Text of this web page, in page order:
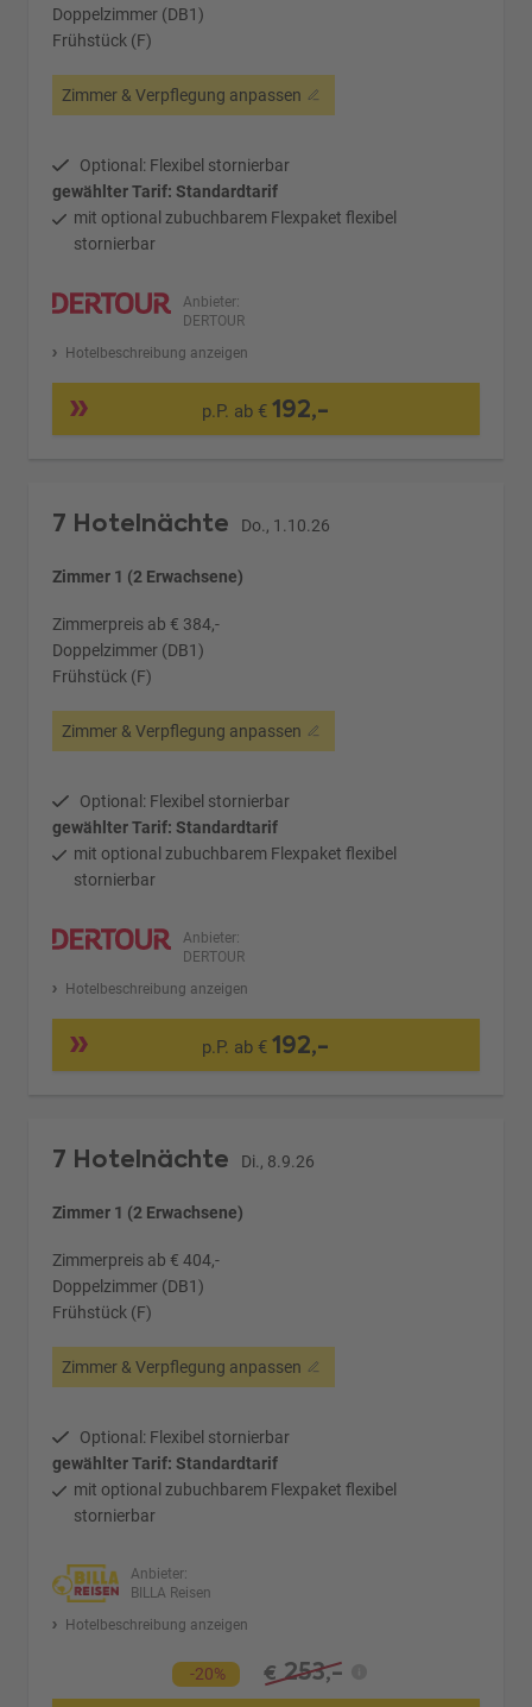
Doppelzimmer (DB1)
Frühstück (F)
Zimmer & Verpflegung anpassen
Optional: Flexibel stornierbar
gewählter Tarif: Standardtarif
mit optional zubuchbarem Flexpaket flexibel
stornierbar
Anbieter:
DERTOUR
Hotelbeschreibung anzeigen
p.P. ab €192,-
7 Hotelnächte Do., 1.10.26
Zimmer 1 (2 Erwachsene)
Zimmerpreis ab € 384,-
Doppelzimmer (DB1)
Frühstück (F)
Zimmer & Verpflegung anpassen
Optional: Flexibel stornierbar
gewählter Tarif: Standardtarif
mit optional zubuchbarem Flexpaket flexibel
stornierbar
Anbieter:
DERTOUR
Hotelbeschreibung anzeigen
p.P. ab €192,-
7 Hotelnächte Di., 8.9.26
Zimmer 1 (2 Erwachsene)
Zimmerpreis ab € 404,-
Doppelzimmer (DB1)
Frühstück (F)
Zimmer & Verpflegung anpassen
Optional: Flexibel stornierbar
gewählter Tarif: Standardtarif
mit optional zubuchbarem Flexpaket flexibel
stornierbar
Anbieter:
BILLA Reisen
Hotelbeschreibung anzeigen
-20% € 253,-